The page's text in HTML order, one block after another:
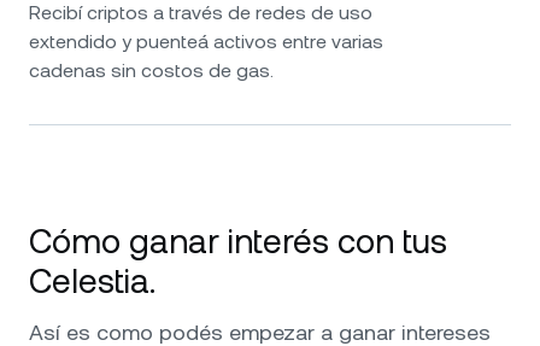
Recibí criptos a través de redes de uso
extendido y puenteá activos entre varias
cadenas sin costos de gas.
Cómo ganar interés con tus
Celestia.
Así es como podés empezar a ganar intereses